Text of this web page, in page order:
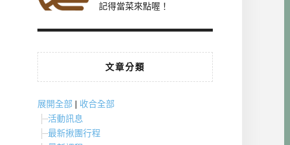
記得當菜來點喔！
文章分類
展開全部 | 收合全部
活動訊息
最新揪團行程